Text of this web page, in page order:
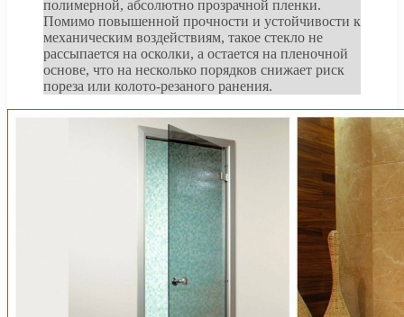
полимерной, абсолютно прозрачной пленки.
Помимо повышенной прочности и устойчивости к
механическим воздействиям, такое стекло не
рассыпается на осколки, а остается на пленочной
основе, что на несколько порядков снижает риск
пореза или колото-резаного ранения.